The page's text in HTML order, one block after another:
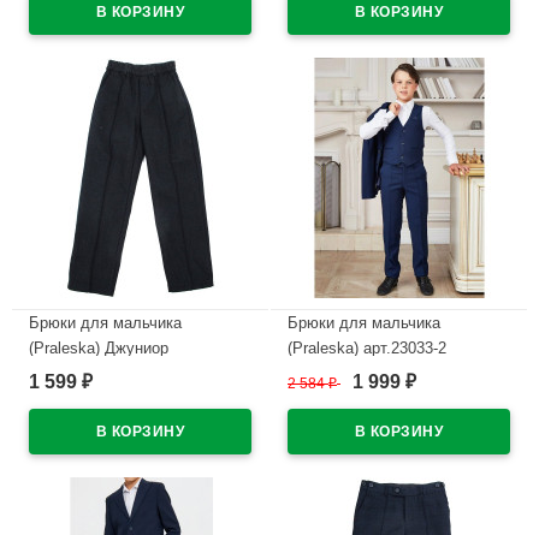
Брюки для мальчика
(Praleska) Джуниор
зауженный силуэт размерный
1 599 ₽
Брюки для мальчика
(Praleska) арт.23033-2
Президент 3 полнота
ряд 28/122-46/182 цвет синий
2 584₽ 1 999 ₽